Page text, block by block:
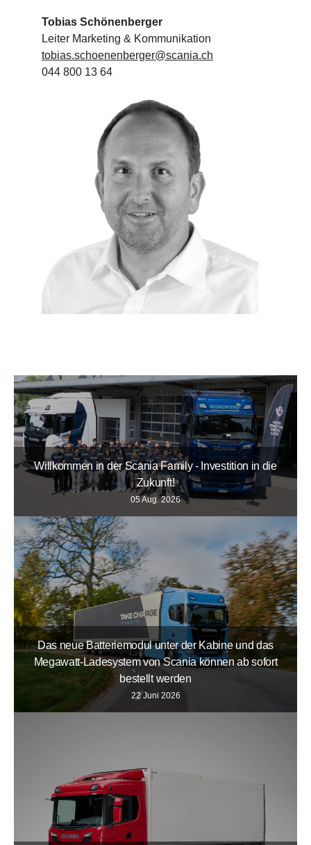
Tobias Schönenberger
Leiter Marketing & Kommunikation
tobias.schoenenberger@scania.ch
044 800 13 64
Willkommen in der Scania Family - Investition in die
Zukunft!
05 Aug. 2026
Das neue Batteriemodul unter der Kabine und das
Megawatt-Ladesystem von Scania können ab sofort
bestellt werden
22 Juni 2026